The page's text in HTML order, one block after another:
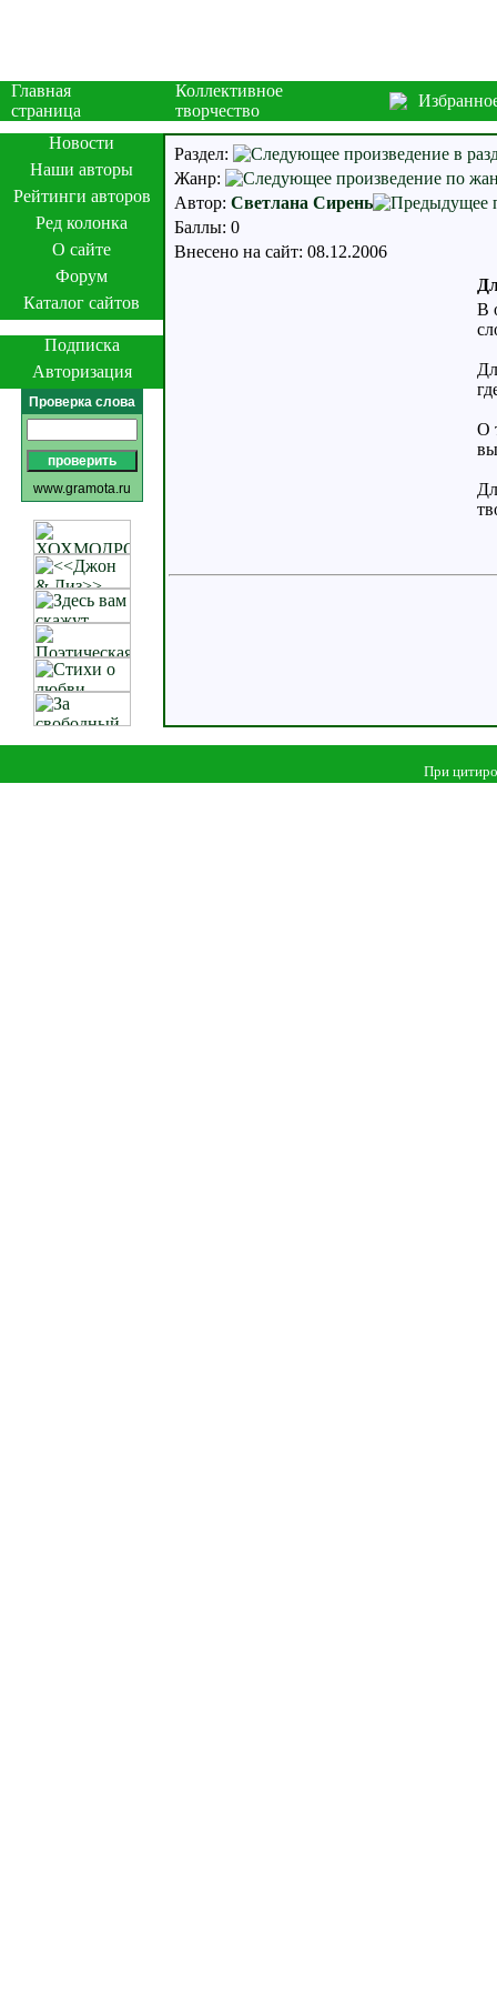
Главная
страница
Коллективное
творчество
Новости
Наши авторы
Рейтинги авторов
Ред колонка
О сайте
Форум
Каталог сайтов
Подписка
Авторизация
Проверка слова
www.gramota.ru
Раздел:
Жанр:
Автор: Светлана Сирень
Баллы: 0
Внесено на сайт: 08.12.2006
В
О
При